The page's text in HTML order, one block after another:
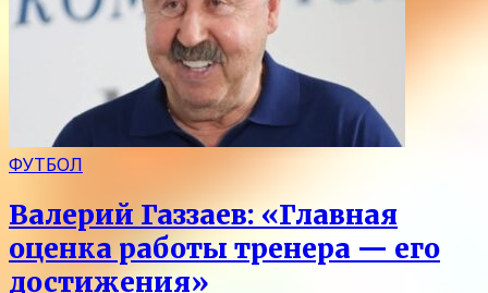
ФУТБОЛ
Валерий Газзаев: «Главная
оценка работы тренера — его
достижения»